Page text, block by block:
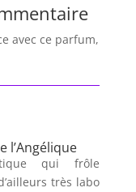
avec ce parfum,
l’Angélique
qui frôle
très labo